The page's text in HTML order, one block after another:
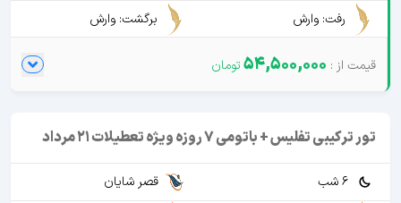
رفت: وارش
برگشت: وارش
54,500,000
تور ترکیبی تفلیس + باتومی 7 روزه ویژه تعطیلات 21 مرداد
6 شب
قصر شایان